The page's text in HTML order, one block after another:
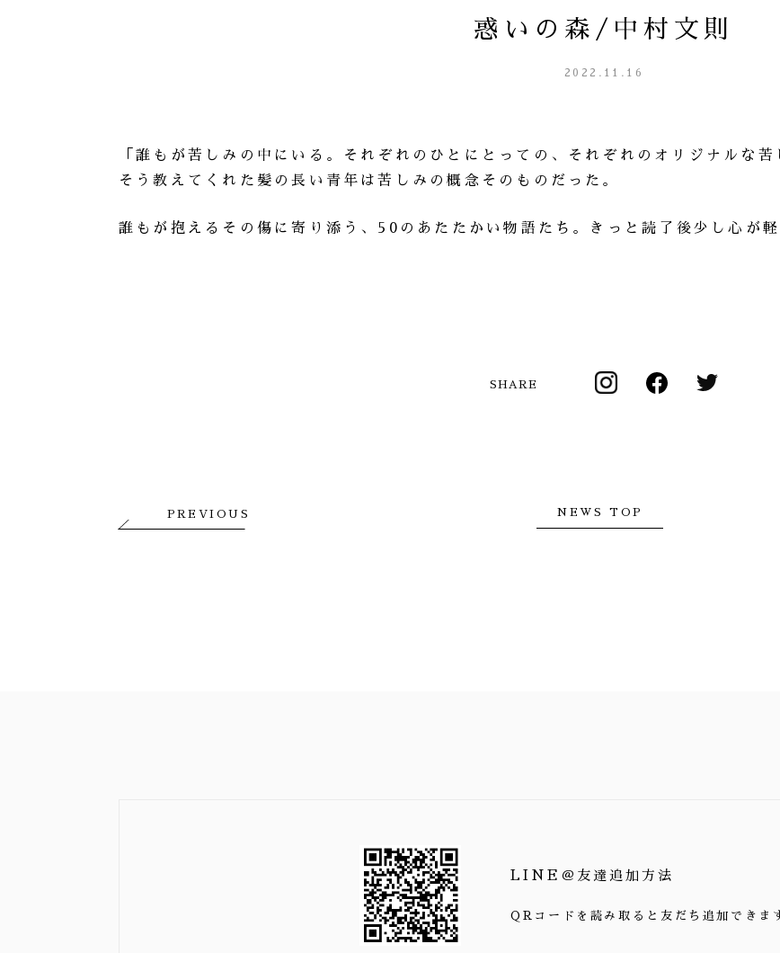
惑いの森/中村文則
2022.11.16
「誰もが苦しみの中にいる。それぞれのひとにとっての、それぞれのオリジナルな苦
そう教えてくれた髪の長い青年は苦しみの概念そのものだった。
誰もが抱えるその傷に寄り添う、50のあたたかい物語たち。きっと読了後少し心が軽
SHARE
PREVIOUS NEWS TOP
LINE＠友達追加方法
QRコードを読み取ると友だち追加できま